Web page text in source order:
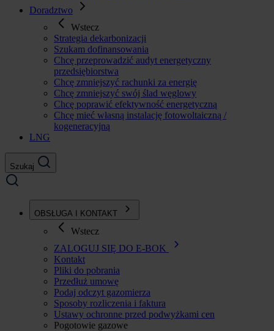
Doradztwo
Wstecz
Strategia dekarbonizacji
Szukam dofinansowania
Chcę przeprowadzić audyt energetyczny
przedsiębiorstwa
Chcę zmniejszyć rachunki za energię
Chcę zmniejszyć swój ślad węglowy
Chcę poprawić efektywność energetyczną
Chcę mieć własną instalację fotowoltaiczną /
kogeneracyjną
LNG
Szukaj
OBSŁUGA I KONTAKT
Wstecz
ZALOGUJ SIĘ DO E-BOK
Kontakt
Pliki do pobrania
Przedłuż umowę
Podaj odczyt gazomierza
Sposoby rozliczenia i faktura
Ustawy ochronne przed podwyżkami cen
Pogotowie gazowe